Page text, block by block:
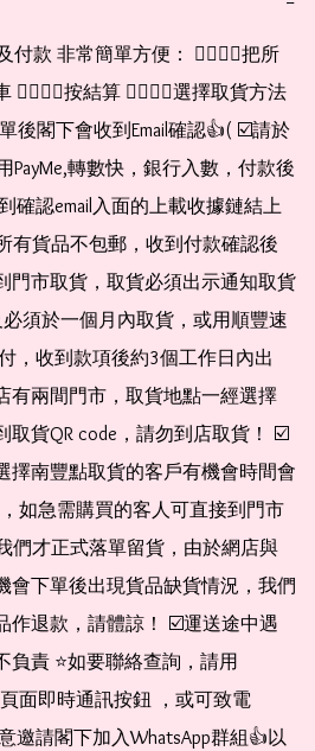
款 非常簡單方便： 👉🏻👉🏻把所
按結算 👉🏻👉🏻選擇取貨方法
後閣下會收到Email確認👍( ☑️請於
PayMe,轉數快，銀行入數，付款後
確認email入面的上載收據鏈結上
有貨品不包郵，收到付款確認後
門市取貨，取貨必須出示通知取貨
必須於一個月內取貨，或用順豐速
，收到款項後約3個工作日內出
有兩間門市，取貨地點一經選擇
取貨QR code，請勿到店取貨！ ☑️
擇南豐點取貨的客戶有機會時間會
如急需購買的客人可直接到門市
們才正式落單留貨，由於網店與
會下單後出現貨品缺貨情況，我們
作退款，請體諒！ ☑️運送途中遇
責 ⭐️如要聯絡查詢，請用
面即時通訊按鈕 ，或可致電
邀請閣下加入WhatsApp群組👍以